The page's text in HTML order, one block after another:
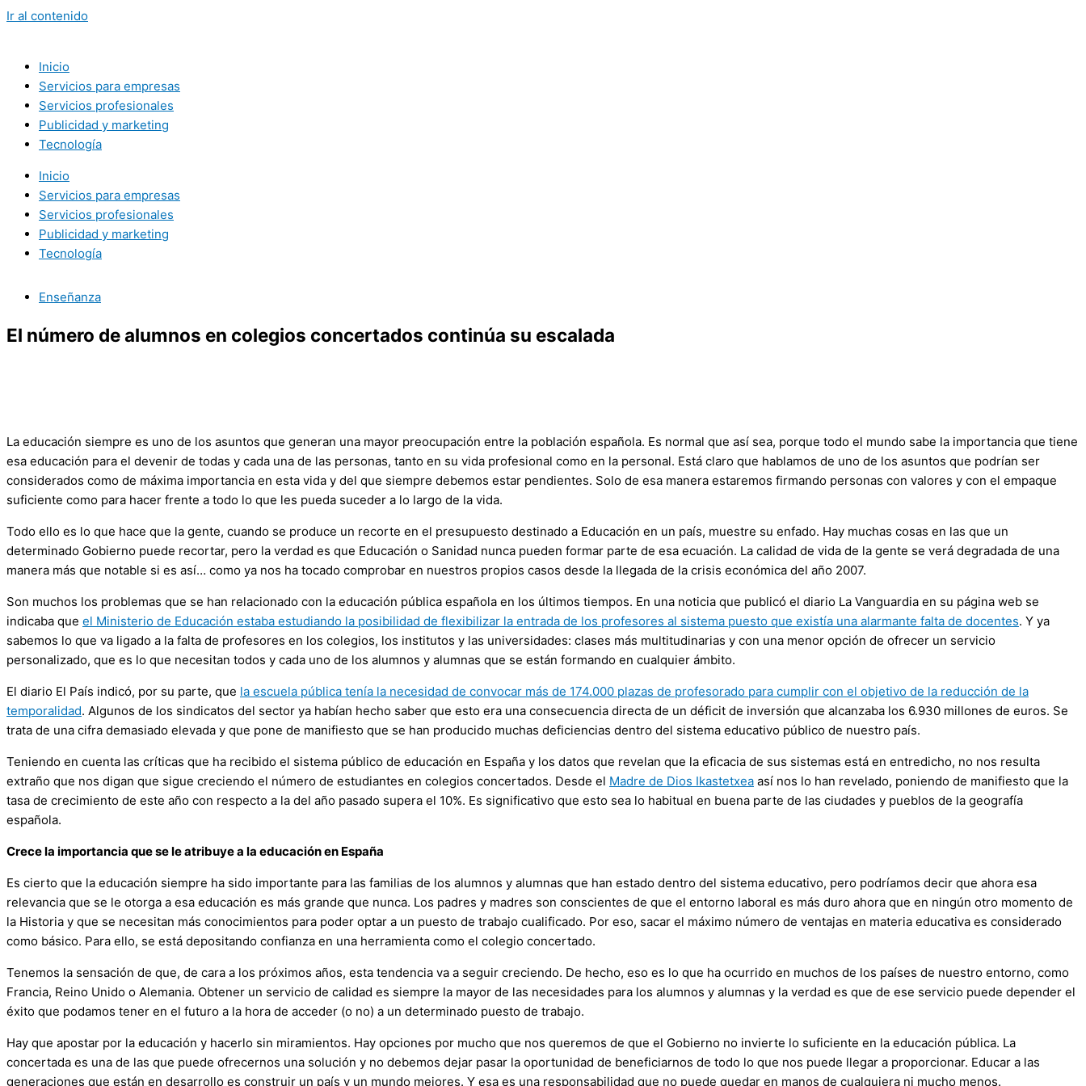
Ir al contenido
Inicio
Servicios para empresas
Servicios profesionales
Publicidad y marketing
Tecnología
Inicio
Servicios para empresas
Servicios profesionales
Publicidad y marketing
Tecnología
Enseñanza
El número de alumnos en colegios concertados continúa su escalada
La educación siempre es uno de los asuntos que generan una mayor preocupación entre la población española. Es normal que así sea, porque todo el mundo sabe la importancia que tiene
esa educación para el devenir de todas y cada una de las personas, tanto en su vida profesional como en la personal. Está claro que hablamos de uno de los asuntos que podrían ser
considerados como de máxima importancia en esta vida y del que siempre debemos estar pendientes. Solo de esa manera estaremos firmando personas con valores y con el empaque
suficiente como para hacer frente a todo lo que les pueda suceder a lo largo de la vida.
Todo ello es lo que hace que la gente, cuando se produce un recorte en el presupuesto destinado a Educación en un país, muestre su enfado. Hay muchas cosas en las que un
determinado Gobierno puede recortar, pero la verdad es que Educación o Sanidad nunca pueden formar parte de esa ecuación. La calidad de vida de la gente se verá degradada de una
manera más que notable si es así… como ya nos ha tocado comprobar en nuestros propios casos desde la llegada de la crisis económica del año 2007.
Son muchos los problemas que se han relacionado con la educación pública española en los últimos tiempos. En una noticia que publicó el diario La Vanguardia en su página web se
indicaba que el Ministerio de Educación estaba estudiando la posibilidad de flexibilizar la entrada de los profesores al sistema puesto que existía una alarmante falta de docentes. Y ya
sabemos lo que va ligado a la falta de profesores en los colegios, los institutos y las universidades: clases más multitudinarias y con una menor opción de ofrecer un servicio
personalizado, que es lo que necesitan todos y cada uno de los alumnos y alumnas que se están formando en cualquier ámbito.
El diario El País indicó, por su parte, que la escuela pública tenía la necesidad de convocar más de 174.000 plazas de profesorado para cumplir con el objetivo de la reducción de la
temporalidad. Algunos de los sindicatos del sector ya habían hecho saber que esto era una consecuencia directa de un déficit de inversión que alcanzaba los 6.930 millones de euros. Se
trata de una cifra demasiado elevada y que pone de manifiesto que se han producido muchas deficiencias dentro del sistema educativo público de nuestro país.
Teniendo en cuenta las críticas que ha recibido el sistema público de educación en España y los datos que revelan que la eficacia de sus sistemas está en entredicho, no nos resulta
extraño que nos digan que sigue creciendo el número de estudiantes en colegios concertados. Desde el Madre de Dios Ikastetxea así nos lo han revelado, poniendo de manifiesto que la
tasa de crecimiento de este año con respecto a la del año pasado supera el 10%. Es significativo que esto sea lo habitual en buena parte de las ciudades y pueblos de la geografía
española.
Crece la importancia que se le atribuye a la educación en España
Es cierto que la educación siempre ha sido importante para las familias de los alumnos y alumnas que han estado dentro del sistema educativo, pero podríamos decir que ahora esa
relevancia que se le otorga a esa educación es más grande que nunca. Los padres y madres son conscientes de que el entorno laboral es más duro ahora que en ningún otro momento de
la Historia y que se necesitan más conocimientos para poder optar a un puesto de trabajo cualificado. Por eso, sacar el máximo número de ventajas en materia educativa es considerado
como básico. Para ello, se está depositando confianza en una herramienta como el colegio concertado.
Tenemos la sensación de que, de cara a los próximos años, esta tendencia va a seguir creciendo. De hecho, eso es lo que ha ocurrido en muchos de los países de nuestro entorno, como
Francia, Reino Unido o Alemania. Obtener un servicio de calidad es siempre la mayor de las necesidades para los alumnos y alumnas y la verdad es que de ese servicio puede depender el
éxito que podamos tener en el futuro a la hora de acceder (o no) a un determinado puesto de trabajo.
Hay que apostar por la educación y hacerlo sin miramientos. Hay opciones por mucho que nos queremos de que el Gobierno no invierte lo suficiente en la educación pública. La
concertada es una de las que puede ofrecernos una solución y no debemos dejar pasar la oportunidad de beneficiarnos de todo lo que nos puede llegar a proporcionar. Educar a las
generaciones que están en desarrollo es construir un país y un mundo mejores. Y esa es una responsabilidad que no puede quedar en manos de cualquiera ni mucho menos.